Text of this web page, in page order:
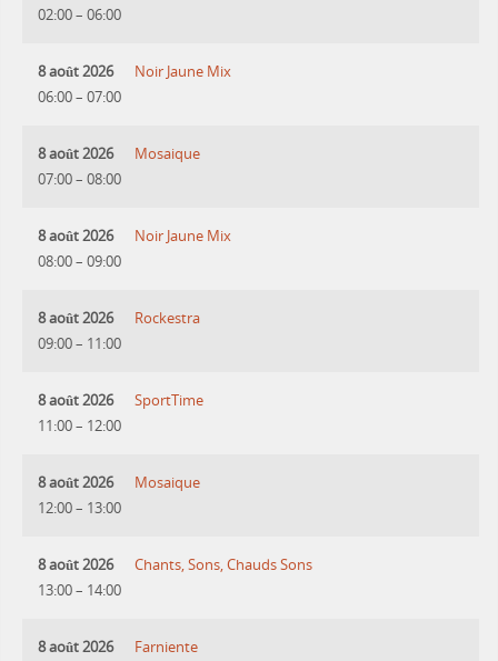
02:00– 06:00
8 août 2026
06:00– 07:00
Noir Jaune Mix
8 août 2026
07:00– 08:00
Mosaique
8 août 2026
08:00– 09:00
Noir Jaune Mix
8 août 2026
09:00– 11:00
Rockestra
8 août 2026
11:00– 12:00
SportTime
8 août 2026
12:00– 13:00
Mosaique
8 août 2026
13:00– 14:00
Chants, Sons, Chauds Sons
8 août 2026
Farniente